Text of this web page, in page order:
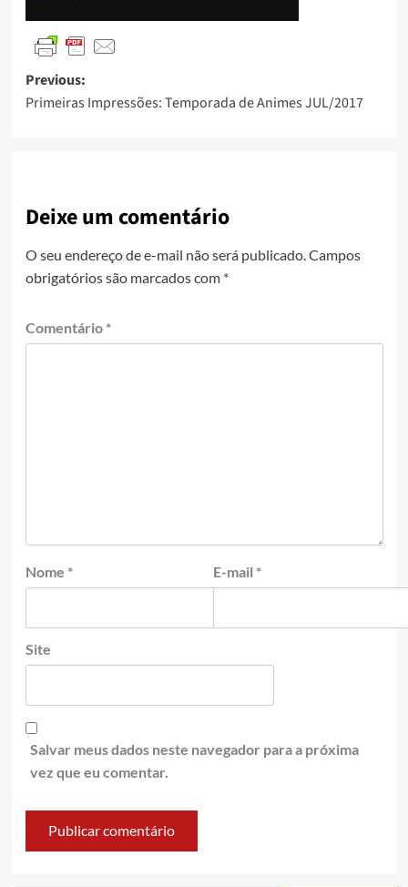
Previous:
Primeiras Impressões: Temporada de Animes JUL/2017
Deixe um comentário
O seu endereço de e-mail não será publicado. Campos
obrigatórios são marcados com *
Comentário *
Nome * E-mail *
Site
Salvar meus dados neste navegador para a próxima
vez que eu comentar.